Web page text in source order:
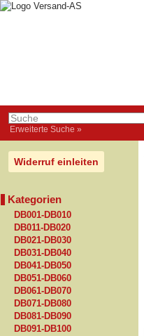
Erweiterte Suche »
Widerruf einleiten
Kategorien
DB001-DB010
DB011-DB020
DB021-DB030
DB031-DB040
DB041-DB050
DB051-DB060
DB061-DB070
DB071-DB080
DB081-DB090
DB091-DB100